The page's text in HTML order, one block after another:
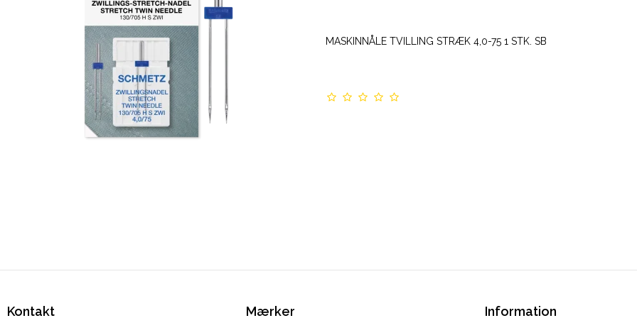
MASKINNÅLE TVILLING STRÆK 4,0-75 1 STK. SB
Kontakt Mærker Information